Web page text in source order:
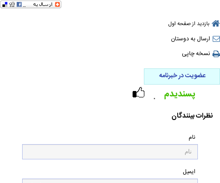
بازدید از صفحه اول
ارسال به دوستان
نسخه چاپی
عضویت در خبرنامه
۰ پسندیدم
نظرات بینندگان
نام
ایمیل